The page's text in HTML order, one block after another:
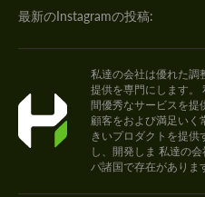
最新のInstagramの投稿:
私達の会社は優れた調
提供を専門にします。
間優秀なサービスを提
顧客をおよび満足いく
きいプロダクトを提供
し、開発しま 私達の
パ諸国で存在がありま